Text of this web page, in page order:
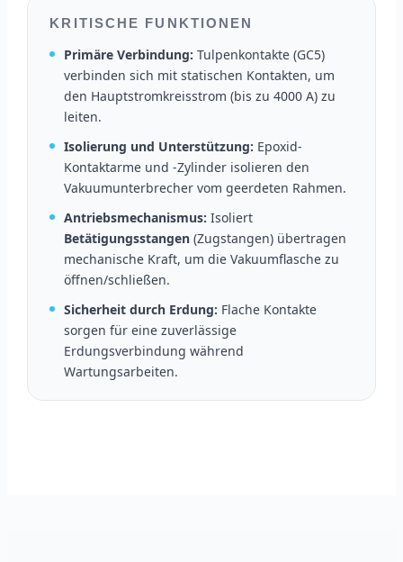
KRITISCHE FUNKTIONEN
Primäre Verbindung: Tulpenkontakte (GC5)
verbinden sich mit statischen Kontakten, um
den Hauptstromkreisstrom (bis zu 4000 A) zu
leiten.
Isolierung und Unterstützung: Epoxid-
Kontaktarme und -Zylinder isolieren den
Vakuumunterbrecher vom geerdeten Rahmen.
Antriebsmechanismus: Isoliert
Betätigungsstangen (Zugstangen) übertragen
mechanische Kraft, um die Vakuumflasche zu
öffnen/schließen.
Sicherheit durch Erdung: Flache Kontakte
sorgen für eine zuverlässige
Erdungsverbindung während
Wartungsarbeiten.